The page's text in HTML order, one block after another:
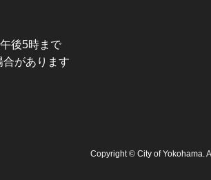
後5時まで
があります
Copyright © City of Yokohama.